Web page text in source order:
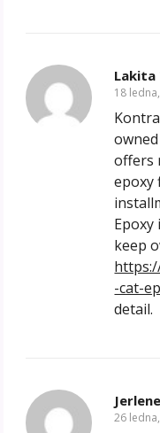
Lakita
18
offers
epoxy
Epoxy
keep
-cat-
detail.
26